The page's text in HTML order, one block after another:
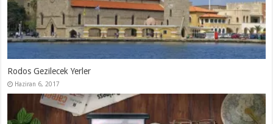
Rodos Gezilecek Yerler
Haziran 6, 2017